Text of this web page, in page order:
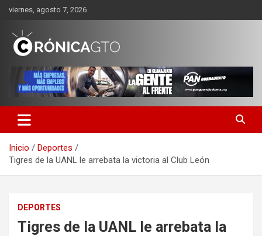
Saltar
contenido
viernes, agosto 7, 2026
CRONICA GUANAJUATO
Inicio
Deportes
Tigres de la UANL le arrebata la victoria al Club León
DEPORTES
Tigres de la UANL le arrebata la